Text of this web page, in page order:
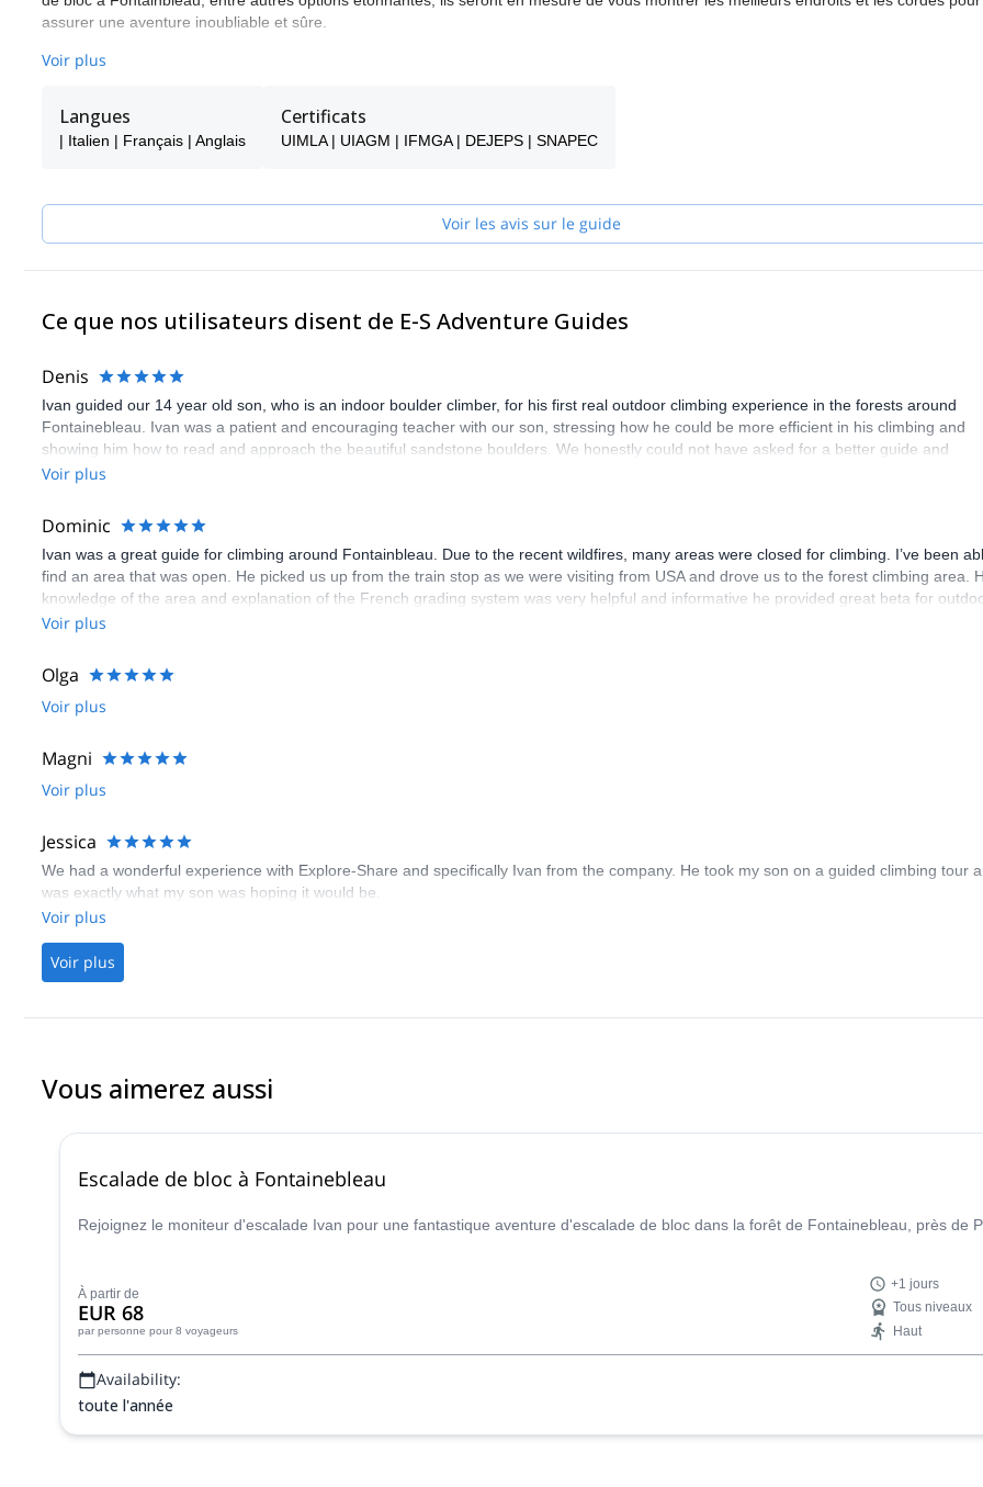
assurer une aventure inoubliable et sûre.
Gauthier sera votre principal point de contact pendant le processus de réservation et pourra vous aider à répondre à toutes les
que vous vous posez afin de vous assurer que vous recevez le meilleur service de guide possible.
Choisissez l'un des programmes proposés par E-S Adventure Guides et commencez à planifier une expérience inoubliable en montagne
Voir plus
Langues
| Italien | Français | Anglais
Certificats
UIMLA | UIAGM | IFMGA | DEJEPS | SNAPEC
Voir les avis sur le guide
Ce que nos utilisateurs disent de E-S Adventure Guides
Denis
Ivan guided our 14 year old son, who is an indoor boulder climber, for his first real outdoor climbing experience in the forests around
Fontainebleau. Ivan was a patient and encouraging teacher with our son, stressing how he could be more efficient in his climbing and
showing him how to read and approach the beautiful sandstone boulders. We honestly could not have asked for a better guide and
experience. I know those days will be a wonderful lifelong memory for all of us. Highly recommended.
Voir plus
Dominic
Ivan was a great guide for climbing around Fontainbleau. Due to the recent wildfires, many areas were closed for climbing. I’ve been
find an area that was open. He picked us up from the train stop as we were visiting from USA and drove us to the forest climbing area.
knowledge of the area and explanation of the French grading system was very helpful and informative he provided great beta for
bouldering as my kids and I mostly boulder indoor. Very good English.
Voir plus
Olga
Voir plus
Magni
Voir plus
Jessica
We had a wonderful experience with Explore-Share and specifically Ivan from the company. He took my son on a guided climbing tour
was exactly what my son was hoping it would be.
Voir plus
Voir plus
Vous aimerez aussi
Escalade de bloc à Fontainebleau
Rejoignez le moniteur d'escalade Ivan pour une fantastique aventure d'escalade de bloc dans la forêt de Fontainebleau, près de
À partir de
EUR 68
par personne pour 8 voyageurs
+1 jours
Tous niveaux
Haut
Availability:
toute l'année